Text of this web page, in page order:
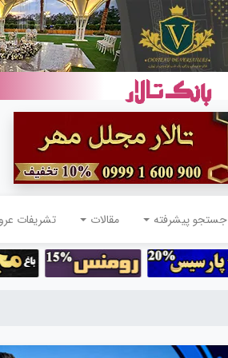
جستجو پیشرفته مقالات تشریفات